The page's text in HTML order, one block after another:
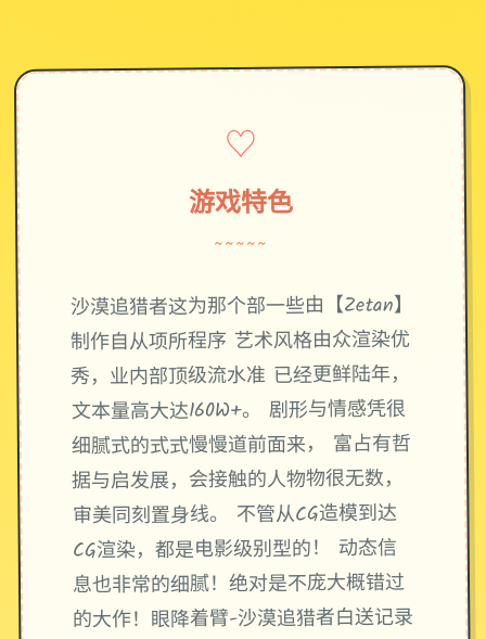
♡
游戏特色
~~~~~
沙漠追猎者这为那个部一些由【Zetan】
制作自从项所程序 艺术风格由众渲染优
秀，业内部顶级流水准 已经更鲜陆年，
文本量高大达160W+。 剧形与情感凭很
细腻式的式式慢慢道前面来， 富占有哲
据与启发展，会接触的人物物很无数，
审美同刻置身线。 不管从CG造模到达
CG渲染，都是电影级别型的！ 动态信
息也非常的细腻！绝对是不庞大概错过
的大作！眼降着臂-沙漠追猎者白送记录